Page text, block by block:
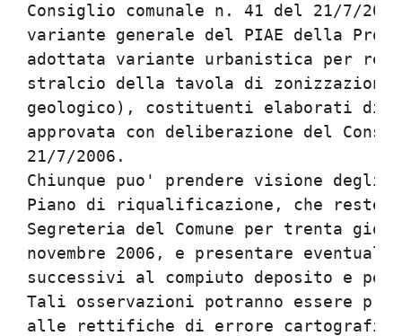
Consiglio comunale n. 41 del 21/7/
variante generale del PIAE della
adottata variante urbanistica per
stralcio della tavola di
geologico), costituenti elaborati di
approvata con deliberazione del
21/7/2006.
Chiunque puo' prendere visione
Piano di riqualificazione, che
Segreteria del Comune per trenta
novembre 2006, e presentare
successivi al compiuto deposito e
Tali osservazioni potranno essere
alle rettifiche di errore cartografico